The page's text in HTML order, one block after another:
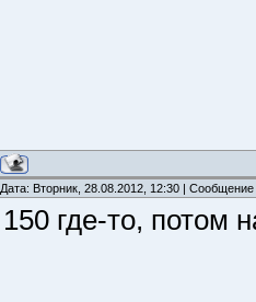
Дата: Вторник, 28.08.2012, 12:30 |
150 где-то, потом